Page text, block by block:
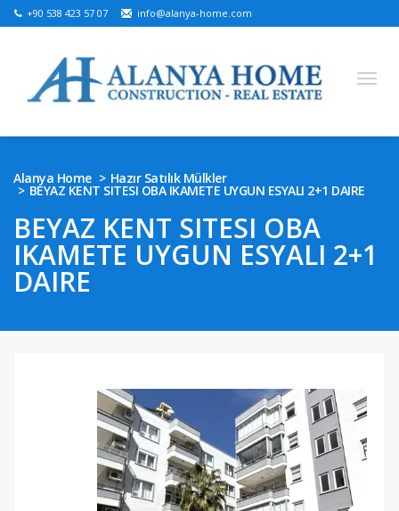
+90 538 423 57 07 info@alanya-home.com
Persian Bosnian French Kazakh
Ukrainian
SATILIK PROJELER
Alanya Home Hazır Satılık Mülkler
BEYAZ KENT SITESI OBA IKAMETE UYGUN ESYALI 2+1 DAIRE
BEYAZ KENT SITESI OBA
IKAMETE UYGUN ESYALI 2+1
DAIRE